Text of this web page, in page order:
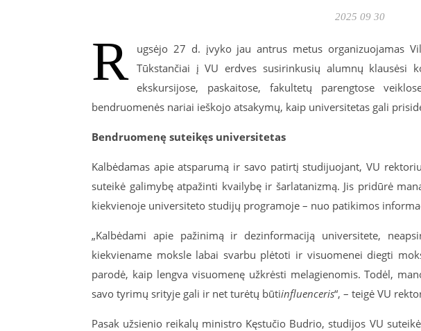
2025 09 30
R
ugsėjo 27 d. įvyko jau antrus metus organizuojamas
Tūkstančiai į VU erdves susirinkusių alumnų klausėsi
ekskursijose, paskaitose, fakultetų parengtose
bendruomenės nariai ieškojo atsakymų, kaip universitetas gali
Bendruomenę suteikęs universitetas
Kalbėdamas apie atsparumą ir savo patirtį studijuojant, VU
suteikė galimybę atpažinti kvailybę ir šarlatanizmą. Jis pridūrė
kiekvienoje universiteto studijų programoje – nuo patikimos
„Kalbėdami apie pažinimą ir dezinformaciją universitete,
kiekviename moksle labai svarbu plėtoti ir visuomenei diegti
parodė, kaip lengva visuomenę užkrėsti melagienomis. Todėl,
savo tyrimų srityje gali ir net turėtų būtiinfluenceris“, – teigė VU
Pasak užsienio reikalų ministro Kęstučio Budrio, studijos VU